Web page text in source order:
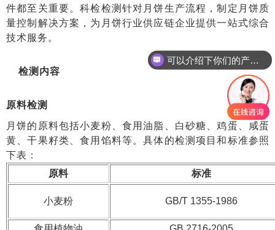
件都至关重要。科检检测针对月饼生产流程，制定月饼质
量控制解决方案，为月饼行业供应链企业提供一站式综合
技术服务。
检测内容
原料检测
月饼的原料包括小麦粉、食用油脂、白砂糖、鸡蛋、咸蛋
黄、干果籽类、食用馅料等。具体的检测项目和标准参照
下表：
原料
标准
小麦粉 GB/T 1355-1986
你们是怎么收费的呢